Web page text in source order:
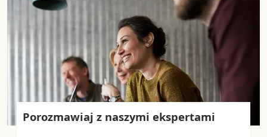
Porozmawiaj z naszymi ekspertami